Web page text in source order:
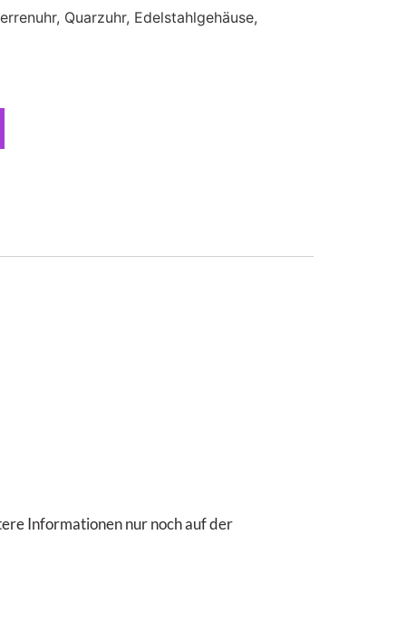
Quarzuhr, Edelstahlgehäuse,
Informationen nur noch auf der